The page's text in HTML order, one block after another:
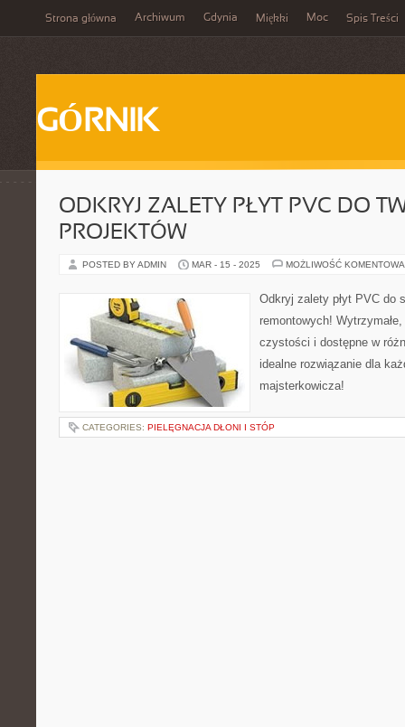
Strona główna Archiwum Gdynia Miękki Moc Spis Treści
GÓRNIK
ODKRYJ ZALETY PŁYT PVC DO
PROJEKTÓW
POSTED BY ADMIN MAR - 15 - 2025 MOŻLIWOŚĆ
Odkryj zalety płyt PVC do
remontowych!
czystości i dostępne w
idealne rozwiązanie dla
majsterkowicza!
CATEGORIES: PIELĘGNACJA DŁONI I STÓP